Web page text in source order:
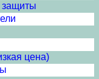
защиты
цена)